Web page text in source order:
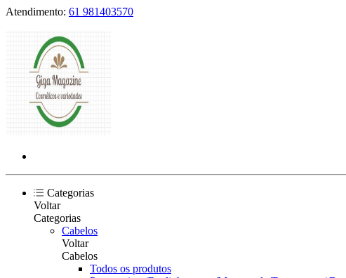
Atendimento: 61 981403570
Categorias
Voltar
Categorias
Cabelos
Voltar
Cabelos
Todos os produtos